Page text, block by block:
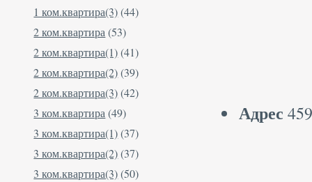
1 ком.квартира(3)(44)
2 ком.квартира (53)
2 ком.квартира(1)(41)
2 ком.квартира(2)(39)
2 ком.квартира(3)(42)
3 ком.квартира (49)
3 ком.квартира(1)(37)
3 ком.квартира(2)(37)
3 ком.квартира(3)(50)
Адрес